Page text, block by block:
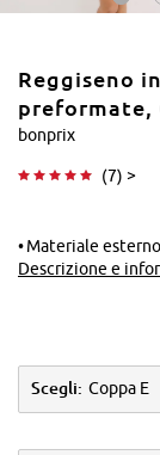
Reggiseno
preformate,
bonprix
(7) >
Materiale esterno: 91% poliammide
Descrizione e
Scegli: Coppa E